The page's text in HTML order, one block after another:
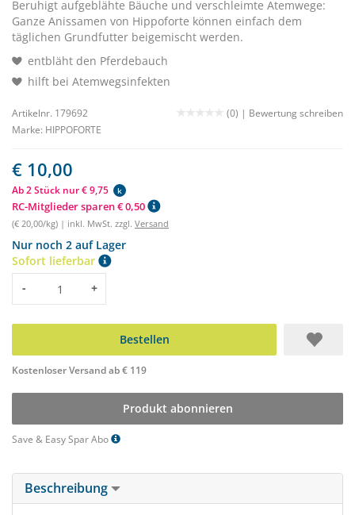
Beruhigt aufgeblähte Bäuche und verschleimte Atemwege:
Ganze Anissamen von Hippoforte können einfach dem
täglichen Grundfutter beigemischt werden.
entbläht den Pferdebauch
hilft bei Atemwegsinfekten
Artikelnr. 179692 (0) | Bewertung schreiben
Marke: HIPPOFORTE
€ 10,00
Ab 2 Stück nur € 9,75 k
RC-Mitglieder sparen € 0,50
(€ 20,00/kg) | inkl. MwSt. zzgl. Versand
Nur noch 2 auf Lager
Sofort lieferbar
Menge
- +
Bestellen
Kostenloser Versand ab € 119
Produkt abonnieren
Save & Easy Spar Abo
Beschreibung